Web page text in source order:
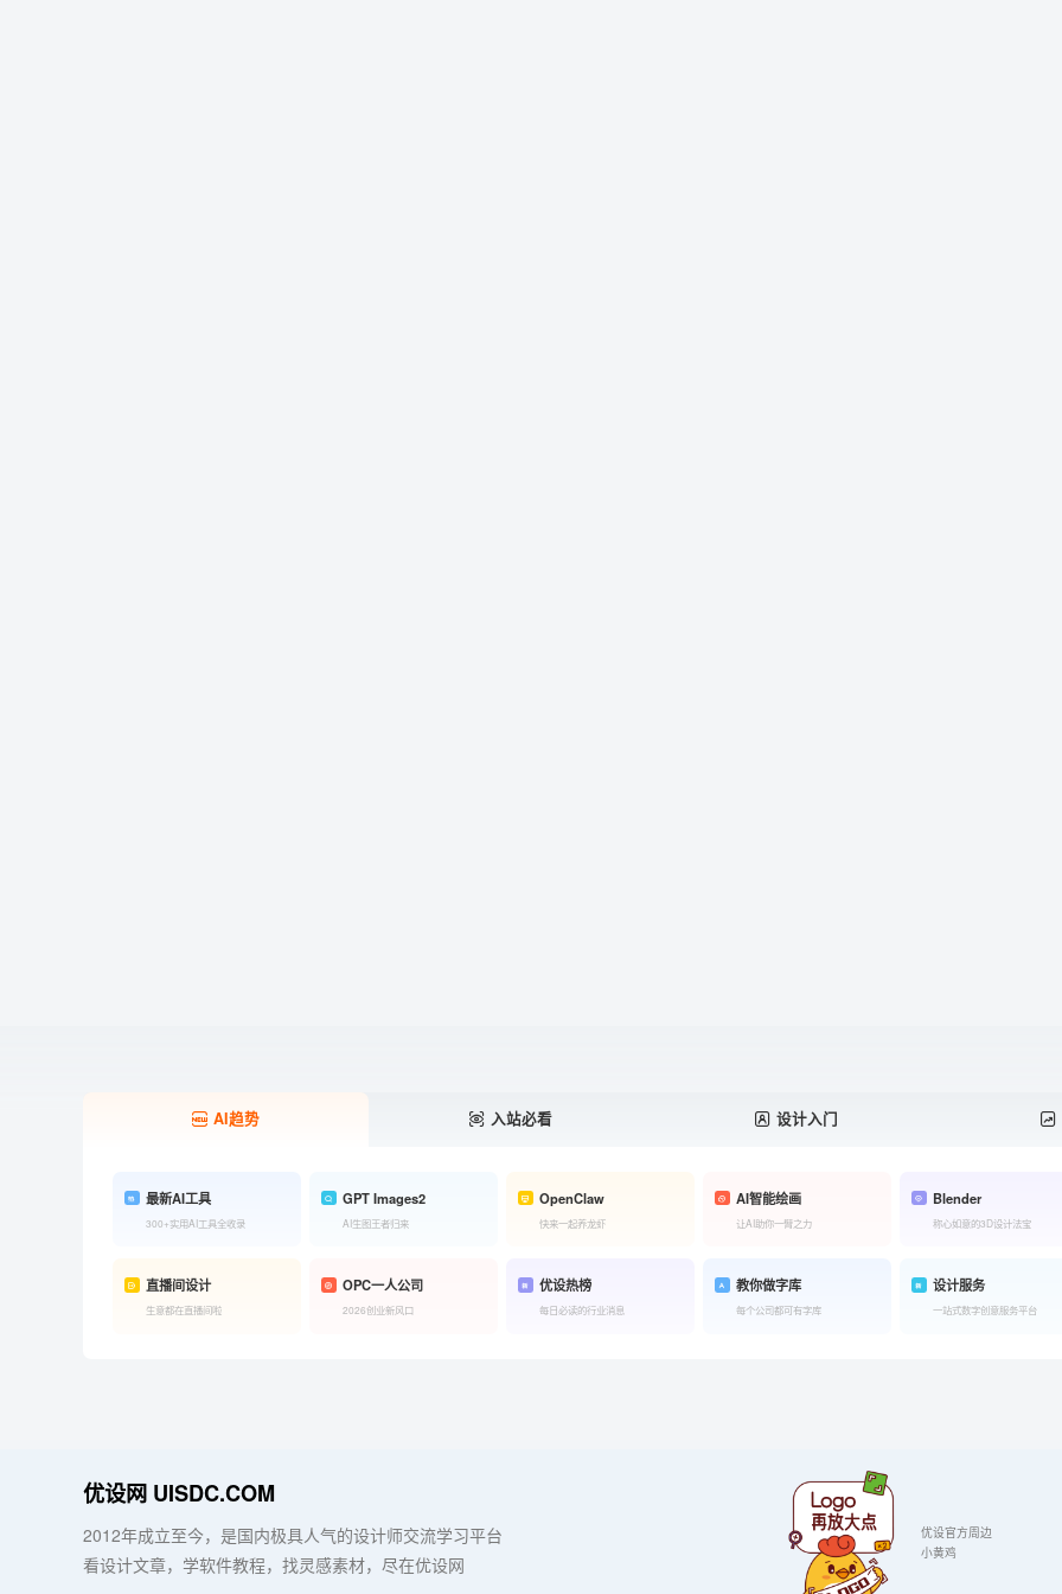
AI趋势 入站必看 设计入门
最新AI工具
300+实用AI工具全收录
GPT Images2
AI生图王者归来
OpenClaw
快来一起养龙虾
AI智能绘画
让AI助你一臂之力
Blender
称心如意的3D设计法宝
直播间设计
生意都在直播间啦
OPC一人公司
2026创业新风口
优设热榜
每日必读的行业消息
教你做字库
每个公司都可有字库
设计服务
一站式数字创意服务平台
优设网 UISDC.COM
2012年成立至今，是国内极具人气的设计师交流学习平台
看设计文章，学软件教程，找灵感素材，尽在优设网
优设官方周边
小黄鸡